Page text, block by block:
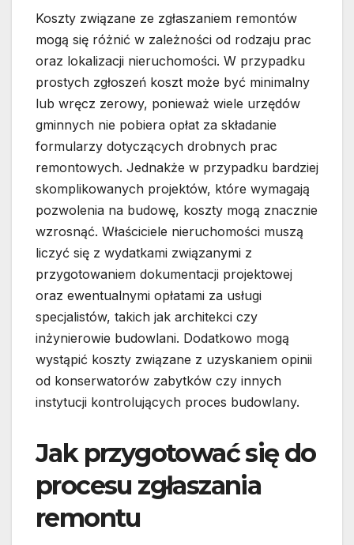
Koszty związane ze zgłaszaniem remontów
mogą się różnić w zależności od rodzaju prac
oraz lokalizacji nieruchomości. W przypadku
prostych zgłoszeń koszt może być minimalny
lub wręcz zerowy, ponieważ wiele urzędów
gminnych nie pobiera opłat za składanie
formularzy dotyczących drobnych prac
remontowych. Jednakże w przypadku bardziej
skomplikowanych projektów, które wymagają
pozwolenia na budowę, koszty mogą znacznie
wzrosnąć. Właściciele nieruchomości muszą
liczyć się z wydatkami związanymi z
przygotowaniem dokumentacji projektowej
oraz ewentualnymi opłatami za usługi
specjalistów, takich jak architekci czy
inżynierowie budowlani. Dodatkowo mogą
wystąpić koszty związane z uzyskaniem opinii
od konserwatorów zabytków czy innych
instytucji kontrolujących proces budowlany.
Jak przygotować się do
procesu zgłaszania
remontu